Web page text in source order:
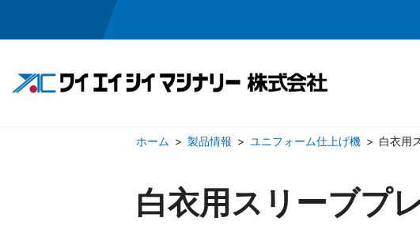
製品情報 ユニフォーム仕上げ機 白衣用
白衣用スリーブプ
ワイシャツ仕上げ機 ウール仕上げ機 ユ
ごあいさつ 会社概要 役員 組織図